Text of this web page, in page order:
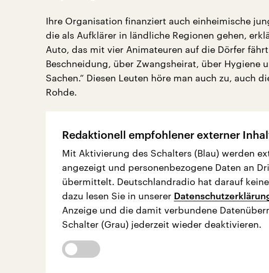
Ihre Organisation finanziert auch einheimische
die als Aufklärer in ländliche Regionen gehen,
Auto, das mit vier Animateuren auf die Dörfer
Beschneidung, über Zwangsheirat, über Hygiene
Sachen.“ Diesen Leuten höre man auch zu, auch
Rohde.
Redaktionell empfohlener externer
Mit Aktivierung des Schalters (Blau) werden
angezeigt und personenbezogene Daten an
übermittelt. Deutschlandradio hat darauf
dazu lesen Sie in unserer
Anzeige und die damit verbundene
Schalter (Grau) jederzeit wieder deaktivieren.